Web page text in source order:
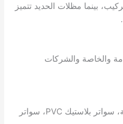
بينما مظلات الحديد تتميز
والخاصة والشركات
نقوم بتركيب سواتر حديد، سواتر خشبية، سواتر بلاستيك PVC، سواتر